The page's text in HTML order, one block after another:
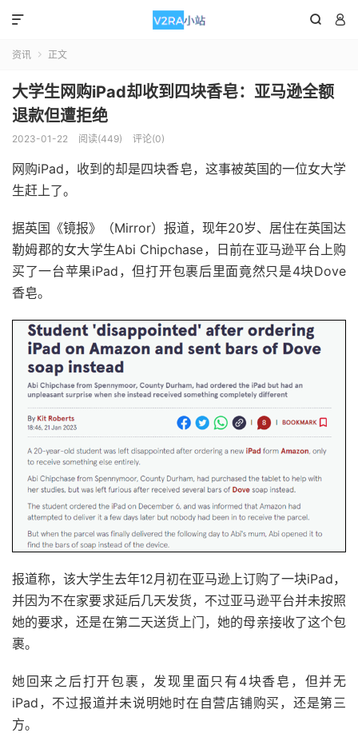
 

资讯  正文
大学生网购iPad却收到四块香皂：亚马逊全额
退款但遭拒绝
2023-01-22 阅读(449) 评论(0)
网购iPad，收到的却是四块香皂，这事被英国的一位女大学
生赶上了。
据英国《镜报》（Mirror）报道，现年20岁、居住在英国达
勒姆郡的女大学生Abi Chipchase，日前在亚马逊平台上购
买了一台苹果iPad，但打开包裹后里面竟然只是4块Dove
香皂。
报道称，该大学生去年12月初在亚马逊上订购了一块iPad，
并因为不在家要求延后几天发货，不过亚马逊平台并未按照
她的要求，还是在第二天送货上门，她的母亲接收了这个包
裹。
她回来之后打开包裹，发现里面只有4块香皂，但并无
iPad，不过报道并未说明她时在自营店铺购买，还是第三
方。